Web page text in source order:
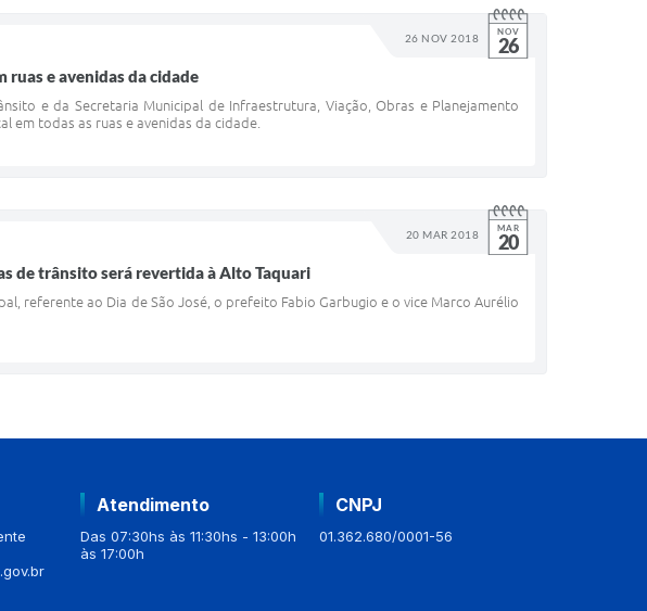
26 NOV 2018 NOV
26
e avenidas da cidade
e da Secretaria Municipal de Infraestrutura, Viação, Obras e Planejamento
em todas as ruas e avenidas da cidade.
20 MAR 2018 MAR
20
de trânsito será revertida à Alto Taquari
referente ao Dia de São José, o prefeito Fabio Garbugio e o vice Marco Aurélio
Atendimento
Das 07:30hs às 11:30hs - 13:00h
às 17:00h
CNPJ
01.362.680/0001-56